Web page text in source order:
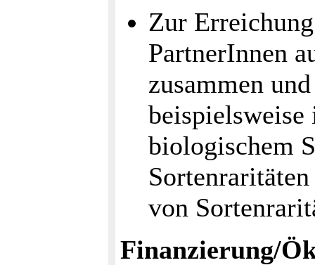
Zur
PartnerInnen
zusammen
biologischem
von
Finanzierung/